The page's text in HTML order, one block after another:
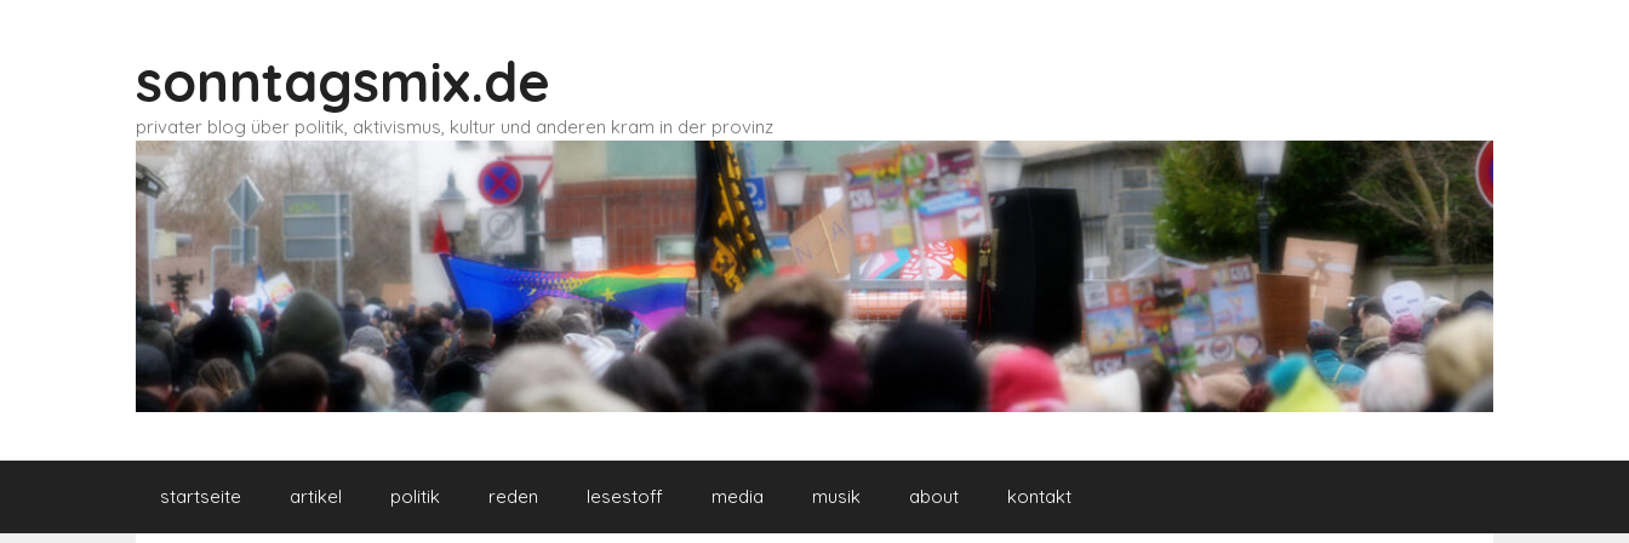
sonntagsmix.de
privater blog über politik, aktivismus, kultur und anderen kram in der provinz
startseite artikel politik reden lesestoff media musik about kontakt